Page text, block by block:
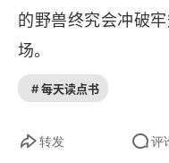
的野兽终究会冲破
场。
# 每天读点书
转发 评